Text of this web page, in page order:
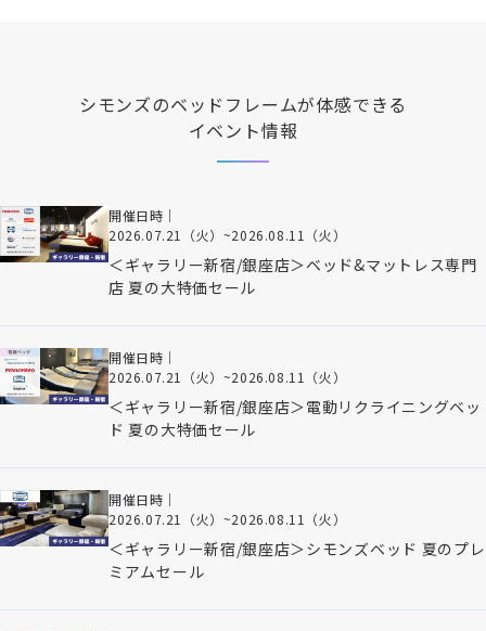
シモンズのベッドフレームが体感できる
イベント情報
開催日時｜
2026.07.21（火） ~2026.08.11（火）
＜ギャラリー新宿/銀座店＞ベッド&マットレス専門
店 夏の大特価セール
開催日時｜
2026.07.21（火） ~2026.08.11（火）
＜ギャラリー新宿/銀座店＞電動リクライニングベッ
ド 夏の大特価セール
開催日時｜
2026.07.21（火） ~2026.08.11（火）
＜ギャラリー新宿/銀座店＞シモンズベッド 夏のプレ
ミアムセール